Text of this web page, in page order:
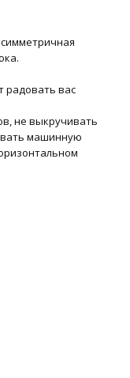
радовать вас
не выкручивать
машинную